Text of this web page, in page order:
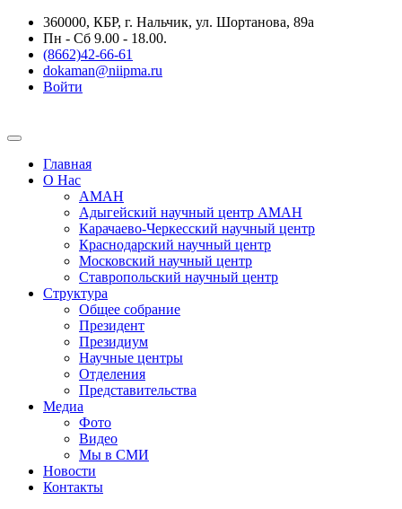
360000, КБР, г. Нальчик, ул. Шортанова, 89а
Пн - Сб 9.00 - 18.00.
(8662)42-66-61
dokaman@niipma.ru
Войти
Главная
О Нас
АМАН
Адыгейский научный центр АМАН
Карачаево-Черкесский научный центр
Краснодарский научный центр
Московский научный центр
Ставропольский научный центр
Структура
Общее собрание
Президент
Президиум
Научные центры
Отделения
Представительства
Медиа
Фото
Видео
Мы в СМИ
Новости
Контакты